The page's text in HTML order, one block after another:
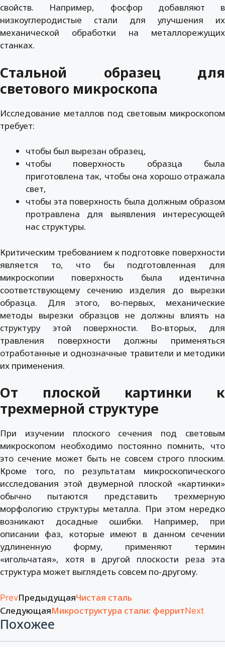
свойств. Например, фосфор добавляют в
низкоуглеродистые стали для улучшения их
механической обработки на металлорежущих
станках.
Стальной образец для
светового микроскопа
Исследование металлов под световым микроскопом
требует:
чтобы был вырезан образец,
чтобы поверхность образца была
приготовлена так, чтобы она хорошо отражала
свет,
чтобы эта поверхность была должным образом
протравлена для выявления интересующей
нас структуры.
Критическим требованием к подготовке поверхности
является то, что бы подготовленная для
микроскопии поверхность была идентична
соответствующему сечению изделия до вырезки
образца. Для этого, во-первых, механические
методы вырезки образцов не должны влиять на
структуру этой поверхности. Во-вторых, для
травления поверхности должны применяться
отработанные и однозначные травители и методики
их применения.
От плоской картинки к
трехмерной структуре
При изучении плоского сечения под световым
микроскопом необходимо постоянно помнить, что
это сечение может быть не совсем строго плоским.
Кроме того, по результатам микроскопического
исследования этой двумерной плоской «картинки»
обычно пытаются представить трехмерную
морфологию структуры металла. При этом нередко
возникают досадные ошибки. Например, при
описании фаз, которые имеют в данном сечении
удлиненную форму, применяют термин
«игольчатая», хотя в другой плоскости реза эта
структура может выглядеть совсем по-другому.
PrevПредыдущаяЧистая сталь
СледующаяМикроструктура стали: ферритNext
Похожее